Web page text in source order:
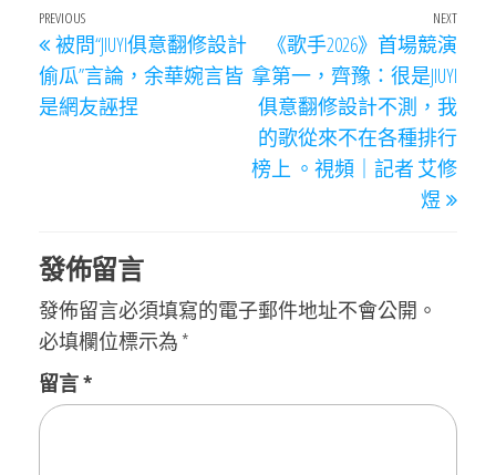
文
章
導
Previous
Post
PREVIOUS
被問“JIUYI俱意翻修設計
偷瓜”言論，余華婉言皆
是網友誣捏
Next
NEXT
《歌手2026》首場競演
拿第一，齊豫：很是JIUYI
俱意翻修設計不測，我
的歌從來不在各種排行
榜上 。視頻｜記者 艾修
煜
發佈留言
發佈留言必須填寫的電子郵件地址不會公開。
必填欄位標示為 *
留言*